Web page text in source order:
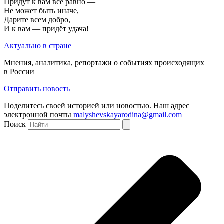
Не может быть иначе,
Дарите всем добро,
И к вам — придёт удача!
Актуально в стране
Мнения, аналитика, репортажи о событиях происходящих
в России
Отправить новость
Поделитесь своей историей или новостью. Наш адрес
электронной почты malyshevskayarodina@gmail.com
Поиск